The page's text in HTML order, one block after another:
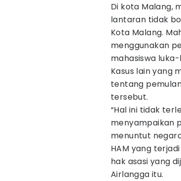
Di kota Malang,
lantaran tidak
Kota Malang.
menggunakan
mahasiswa luka-
Kasus lain yang
tentang
tersebut.
“Hal ini tidak
menyampaikan
menuntut
HAM yang
hak asasi yang
Airlangga itu.